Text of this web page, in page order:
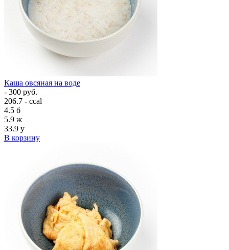
Каша овсяная на воде
- 300 руб.
206.7 - ccal
4.5 б
5.9 ж
33.9 у
В корзину